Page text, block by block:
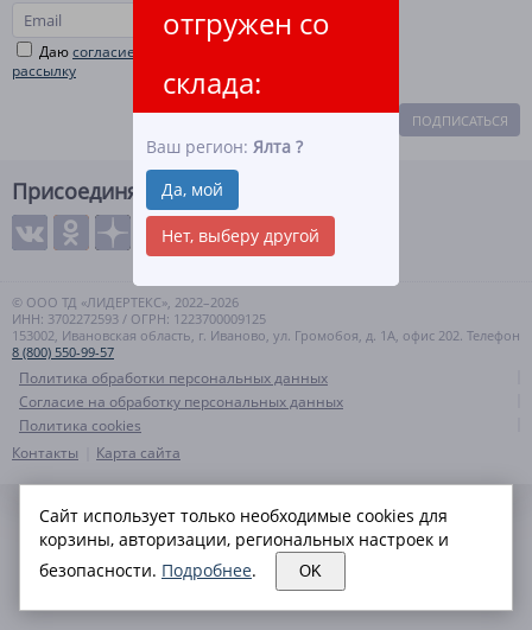
отгружен со
склада:
Ваш регион:Ялта ?
Да, мой
Нет, выберу другой
Даюсогласие на рекламную и информационную
рассылку
ПОДПИСАТЬСЯ
Присоединяйтесь
© ООО ТД «ЛИДЕРТЕКС», 2022–2026
ИНН: 3702272593 / ОГРН: 1223700009125
153002, Ивановская область, г. Иваново, ул. Громобоя, д. 1А, офис 202. Телефон
8 (800) 550-99-57
Политика обработки персональных данных
Согласие на обработку персональных данных
Политика cookies
Контакты
Карта сайта
Сайт использует только необходимые cookies для
корзины, авторизации, региональных настроек и
безопасности. Подробнее. OK